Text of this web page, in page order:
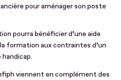
pour aménager son poste
pourra bénéficier d’une aide
formation aux contraintes d’un
viennent en complément des